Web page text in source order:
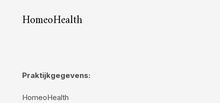
HomeoHealth
Praktijkgegevens:
HomeoHealth